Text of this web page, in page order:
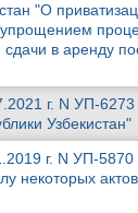
"О
упрощением
в аренду
г. N УП-
Узбекистан"
г. N УП-
некоторых